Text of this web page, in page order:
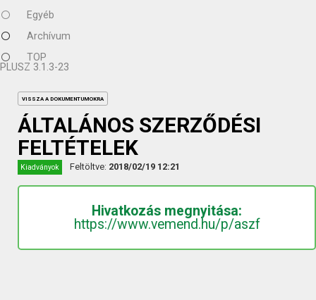
Egyéb
Archívum
TOP
PLUSZ 3.1.3-23
VISSZA A DOKUMENTUMOKRA
ÁLTALÁNOS SZERZŐDÉSI
FELTÉTELEK
Kiadványok Feltöltve: 2018/02/19 12:21
Hivatkozás megnyitása:
https://www.vemend.hu/p/aszf